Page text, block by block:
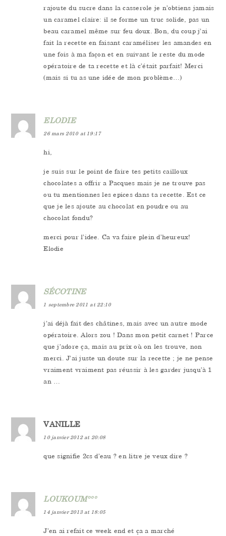
rajoute du sucre dans la casserole je n’obtiens jamais
un caramel claire: il se forme un truc solide, pas un
beau caramel même sur feu doux. Bon, du coup j’ai
fait la recette en faisant caraméliser les amandes en
une fois à ma façon et en suivant le reste du mode
opératoire de ta recette et là c’était parfait! Merci
(mais si tu as une idée de mon problème…)
ELODIE
26 mars 2010 at 19:17
hi,
je suis sur le point de faire tes petits cailloux
chocolates a offrir a Pacques mais je ne trouve pas
ou tu mentionnes les epices dans ta recette. Est ce
que je les ajoute au chocolat en poudre ou au
chocolat fondu?
merci pour l’idee. Ca va faire plein d’heureux!
Elodie
SÉCOTINE
1 septembre 2011 at 22:10
j’ai déjà fait des châtines, mais avec un autre mode
opératoire. Alors zou ! Dans mon petit carnet ! Parce
que j’adore ça, mais au prix où on les trouve, non
merci. J’ai juste un doute sur la recette ; je ne pense
vraiment vraiment pas réussir à les garder jusqu’à 1
an …
VANILLE
10 janvier 2012 at 20:08
que signifie 2cs d’eau ? en litre je veux dire ?
LOUKOUM°°°
14 janvier 2013 at 18:05
J’en ai refait ce week end et ça a marché